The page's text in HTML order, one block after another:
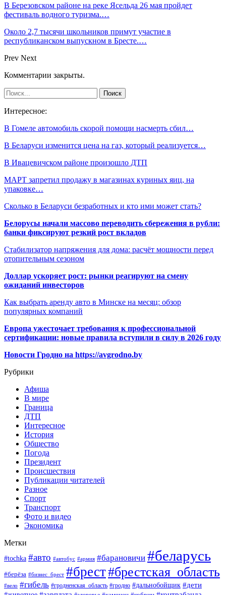
В Березовском районе на реке Ясельда 26 мая пройдет
фестиваль водного туризма.…
Около 2,7 тысячи школьников примут участие в
республиканском выпускном в Бресте.…
Prev Next
Комментарии закрыты.
Интересное:
В Гомеле автомобиль скорой помощи насмерть сбил…
В Беларуси изменится цена на газ, который реализуется…
В Ивацевичском районе произошло ДТП
МАРТ запретил продажу в магазинах куриных яиц, на
упаковке…
Сколько в Беларуси безработных и кто ими может стать?
Белорусы начали массово переводить сбережения в рубли:
банки фиксируют резкий рост вкладов
Стабилизатор напряжения для дома: расчёт мощности перед
отопительным сезоном
Доллар ускоряет рост: рынки реагируют на смену
ожиданий инвесторов
Как выбрать аренду авто в Минске на месяц: обзор
популярных компаний
Европа ужесточает требования к профессиональной
сертификации: новые правила вступили в силу в 2026 году
Новости Гродно на https://avgrodno.by
Рубрики
Афиша
В мире
Граница
ДТП
Интересное
История
Общество
Погода
Президент
Происшествия
Публикации читателей
Разное
Спорт
Транспорт
Фото и видео
Экономика
Метки
#tochka #авто #автобус #армия #барановичи #беларусь
#берёза #бизнес_брест #брест#брестская_область
#вело #гибель #гродненская_область #гродно #дальнобойщик #дети